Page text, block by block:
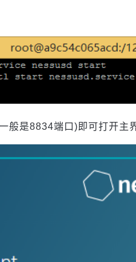
般是8834端口)即可打开主